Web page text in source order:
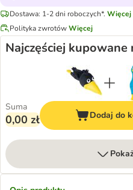
Dostawa: 1-2 dni roboczych*. Więcej
Polityka zwrotówWięcej
Najczęściej kupowane
Suma
0,00 zł Dodaj do